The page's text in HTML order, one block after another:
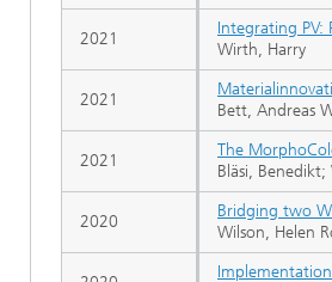
Integrating PV:
Wirth, Harry
Bett, Andreas
The
Bläsi,
Bridging two
Wilson, Helen
2021
2021
2021
2020